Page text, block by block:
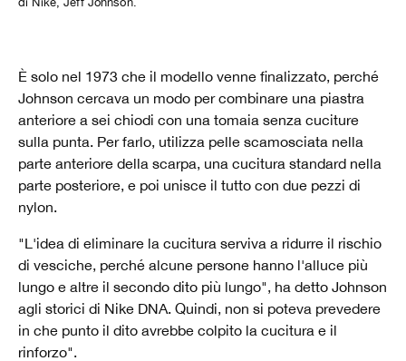
È solo nel 1973 che il modello venne finalizzato, perché
Johnson cercava un modo per combinare una piastra
anteriore a sei chiodi con una tomaia senza cuciture
sulla punta. Per farlo, utilizza pelle scamosciata nella
parte anteriore della scarpa, una cucitura standard nella
parte posteriore, e poi unisce il tutto con due pezzi di
nylon.
"L'idea di eliminare la cucitura serviva a ridurre il rischio
di vesciche, perché alcune persone hanno l'alluce più
lungo e altre il secondo dito più lungo", ha detto Johnson
agli storici di Nike DNA. Quindi, non si poteva prevedere
in che punto il dito avrebbe colpito la cucitura e il
rinforzo".